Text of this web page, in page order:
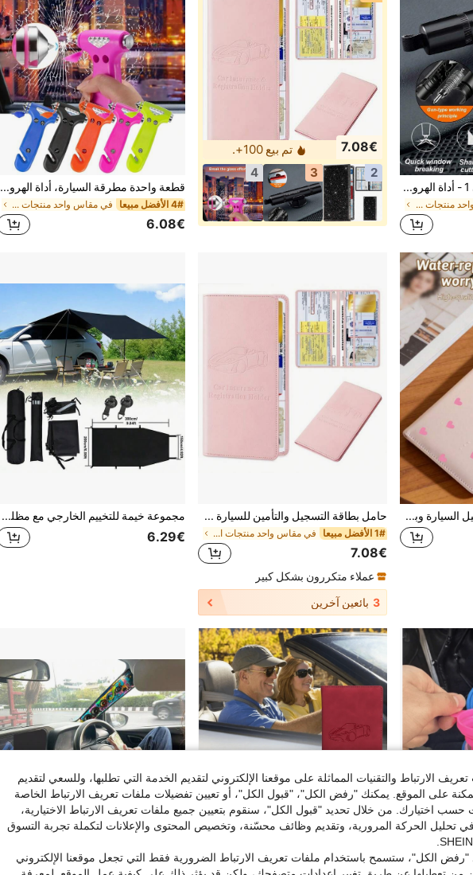
أداة السلامة للسيارة 2 في 1 - أداة الهروب من الطوارئ للسيارة، كاسر نافذة مدمج مع قاطع حزام الأمان، مصنوع من مادة الصلب التنجستن المتين، يكسر النافذة بسرعة، مناسب لجميع المركبات، كاسر نوافذ للطوارئ، أداة إنقاذ السيارة
في مقاس واحد منتجات السفر والطرق
7.08€
تم بيع 100+.
2
3
4
قطعة واحدة مطرقة السيارة، أداة الهروب في حالات الطوارئ مع كاسر النافذة وقاطع حزام الأمان، حزام قابل للتعديل للتركيب الآمن - معدات مركبة أساسية
4# الأفضل مبيعا في مقاس واحد منتجات السفر والطرق
6.08€
صندوق تخزين بطاقة تسجيل السيارة وبطاقة التأمين بنمط القلب والفيونكة - منظم صندوق القفازات للسيارات والشاحنات، مثالي لتخزين المستندات المهمة والرخص والجوازات والبطاقات وقطع غيار السيارات والإكسسوارات. هذا الصندوق التخزيني الجنسي المحايد يجعل هدية رائعة لأصحاب السيارات والشاحنات والدراجات النارية والمقطورات، مثالي لعيد الميلاد أو رأس السنة الجديدة حامل بطاقة التسجيل والتأمين للسيارة من جلد PU، حامل بطاقة التسجيل والتأمين للسيارة، صندوق تخزين مستندات السيارة منظم صندوق القفازات، ملف تأمين السيارة، منظم صندوق القفازات للسيارة للجنسين - وردي
1# الأفضل مبيعا في مقاس واحد منتجات السفر والطرق
7.08€
عملاء متكررون بشكل كبير
3 بائعين آخرين
مجموعة خيمة للتخييم الخارجي مع مظلة جانبية، مناسبة لسيارات الدفع الرباعي، مظلة شمسية محمولة للتخييم مع حماية من الأشعة فوق البنفسجية، مأوى شمسي متين، قابل للتعديل الارتفاع، مثالي للرحلات والنزهات، ضروري للصيف
6.29€
الارتباط والتقنيات المماثلة على موقعنا الإلكتروني لتقديم الخدمة التي تطلبها، وللسعي لتقديم
على الموقع. يمكنك "رفض الكل"، "قبول الكل"، أو تعيين تفضيلات ملفات تعريف الارتباط الخاصة
اختيارك. من خلال تحديد "قبول الكل"، سنقوم بتعيين جميع ملفات تعريف الارتباط الاختيارية،
في تحليل الحركة المرورية، وتقديم وظائف محسّنة، وتخصيص المحتوى والإعلانات لتكملة تجربة التسوق
"رفض الكل"، ستسمح باستخدام ملفات تعريف الارتباط الضرورية فقط التي تجعل موقعنا الإلكتروني